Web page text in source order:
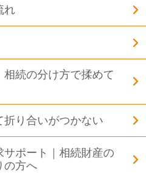
れ
続の分け方で揉めて
り合いがつかない
ポート｜相続財産の
の方へ